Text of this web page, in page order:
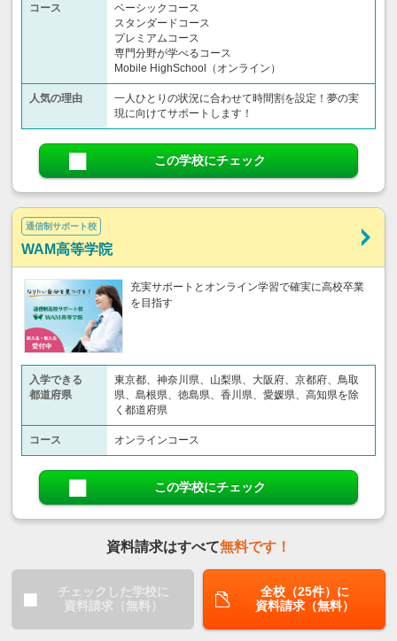
コース
ベーシックコース
スタンダードコース
プレミアムコース
専門分野が学べるコース
Mobile HighSchool（オンライン）
人気の理由
一人ひとりの状況に合わせて時間割を設定！夢の実
現に向けてサポートします！
この学校にチェック
通信制サポート校
WAM高等学院
充実サポートとオンライン学習で確実に高校卒業
を目指す
入学できる
都道府県
東京都、神奈川県、山梨県、大阪府、京都府、鳥取
県、島根県、徳島県、香川県、愛媛県、高知県を除
く都道府県
コース オンラインコース
この学校にチェック
資料請求はすべて無料です！
チェックした学校に
資料請求（無料）
全校（25件）に
資料請求（無料）